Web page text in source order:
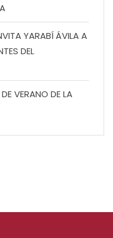
YARABÍ ÁVILA A
DEL
VERANO DE LA